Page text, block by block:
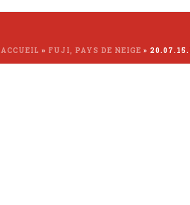
ACCUEIL » FUJI, PAYS DE NEIGE »